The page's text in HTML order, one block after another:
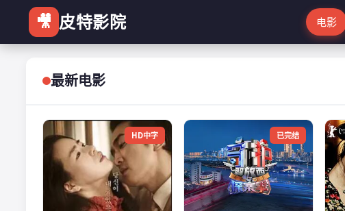
🎥 皮特影院 电影
最新电影
HD中字 已完结